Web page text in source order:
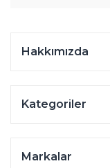
Hakkımızda
Kategoriler
Markalar